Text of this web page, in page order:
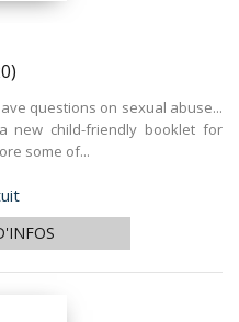
questions on sexual abuse...
new child-friendly booklet for
some of...